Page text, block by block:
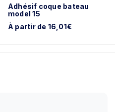
Adhésif coque bateau
model 15
À partir de 16,01€